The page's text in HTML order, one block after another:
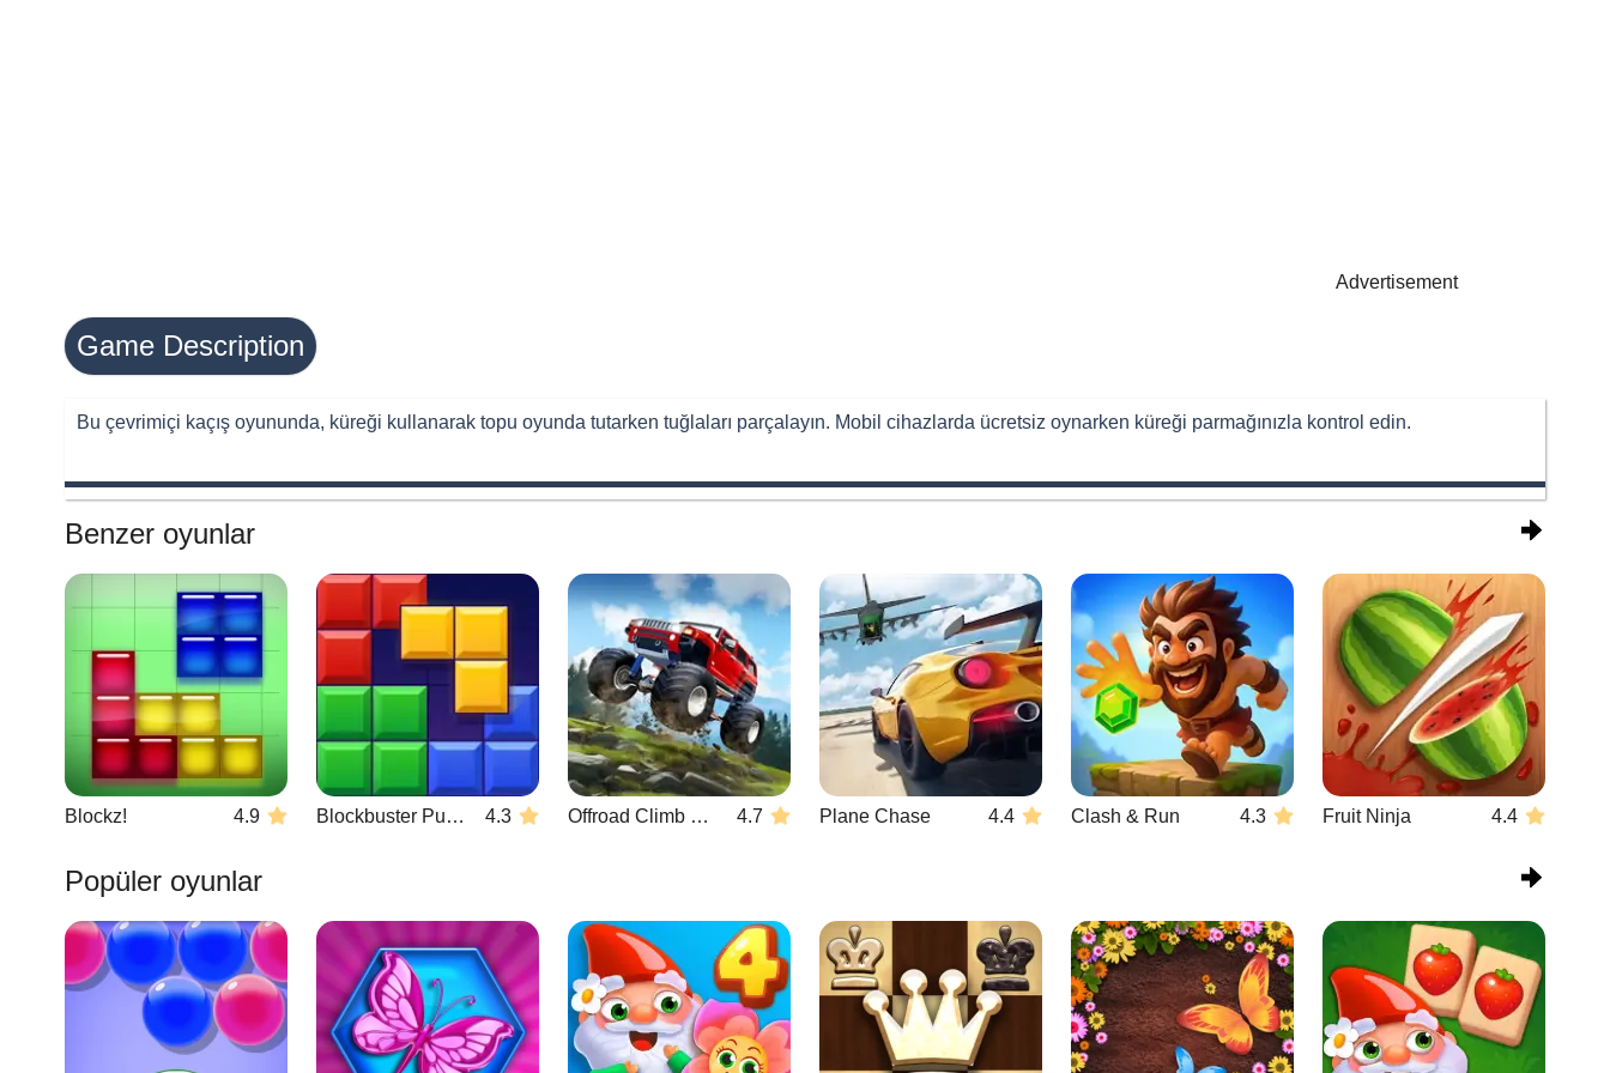
Advertisement
Game Description
Bu çevrimiçi kaçış oyununda, küreği kullanarak topu oyunda tutarken tuğlaları parçalayın. Mobil cihazlarda ücretsiz oynarken küreği parmağınızla kontrol edin.
Benzer oyunlar
Blockz! 4.9 Blockbuster Puzzle 4.3 Offroad Climb 4x4 4.7 Plane Chase 4.4 Clash & Run 4.3 Fruit Ninja 4.4
Popüler oyunlar